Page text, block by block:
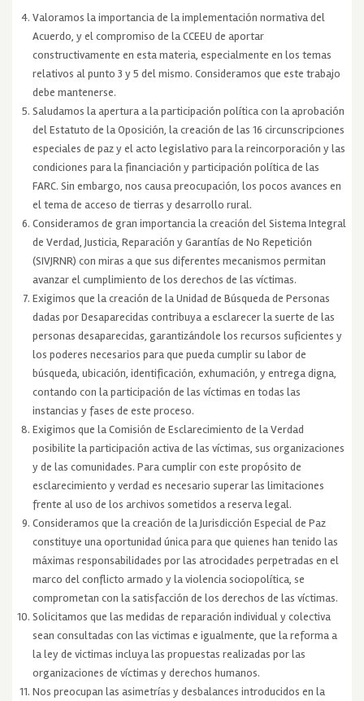
Valoramos la importancia de la implementación normativa del
Acuerdo, y el compromiso de la CCEEU de aportar
constructivamente en esta materia, especialmente en los temas
relativos al punto 3 y 5 del mismo. Consideramos que este trabajo
debe mantenerse.
Saludamos la apertura a la participación política con la aprobación
del Estatuto de la Oposición, la creación de las 16 circunscripciones
especiales de paz y el acto legislativo para la reincorporación y las
condiciones para la financiación y participación política de las
FARC. Sin embargo, nos causa preocupación, los pocos avances en
el tema de acceso de tierras y desarrollo rural.
Consideramos de gran importancia la creación del Sistema Integral
de Verdad, Justicia, Reparación y Garantías de No Repetición
(SIVJRNR) con miras a que sus diferentes mecanismos permitan
avanzar el cumplimiento de los derechos de las víctimas.
Exigimos que la creación de la Unidad de Búsqueda de Personas
dadas por Desaparecidas contribuya a esclarecer la suerte de las
personas desaparecidas, garantizándole los recursos suficientes y
los poderes necesarios para que pueda cumplir su labor de
búsqueda, ubicación, identificación, exhumación, y entrega digna,
contando con la participación de las víctimas en todas las
instancias y fases de este proceso.
Exigimos que la Comisión de Esclarecimiento de la Verdad
posibilite la participación activa de las víctimas, sus organizaciones
y de las comunidades. Para cumplir con este propósito de
esclarecimiento y verdad es necesario superar las limitaciones
frente al uso de los archivos sometidos a reserva legal.
Consideramos que la creación de la Jurisdicción Especial de Paz
constituye una oportunidad única para que quienes han tenido las
máximas responsabilidades por las atrocidades perpetradas en el
marco del conflicto armado y la violencia sociopolítica, se
comprometan con la satisfacción de los derechos de las víctimas.
Solicitamos que las medidas de reparación individual y colectiva
sean consultadas con las victimas e igualmente, que la reforma a
la ley de victimas incluya las propuestas realizadas por las
organizaciones de víctimas y derechos humanos.
Nos preocupan las asimetrías y desbalances introducidos en la